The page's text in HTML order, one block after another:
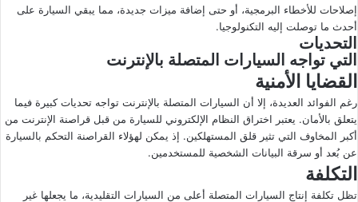
إصلاحات للأخطاء البرمجية، أو حتى إضافة ميزات جديدة، مما يبقي السيارة على
أحدث ما توصلت إليه التكنولوجيا.
التحديات
التي تواجه السيارات المتصلة بالإنترنت
القضايا الأمنية
رغم الفوائد العديدة، إلا أن السيارات المتصلة بالإنترنت تواجه تحديات كبيرة فيما
يتعلق بالأمان. يعتبر اختراق النظام الإلكتروني للسيارة من قبل قراصنة الإنترنت من
أكبر المخاوف التي تثير قلق المستهلكين. إذ يمكن لهؤلاء القراصنة التحكم بالسيارة
عن بُعد أو سرقة البيانات الشخصية للمستخدمين.
التكلفة
تظل تكلفة إنتاج السيارات المتصلة أعلى من السيارات التقليدية، ما يجعلها غير